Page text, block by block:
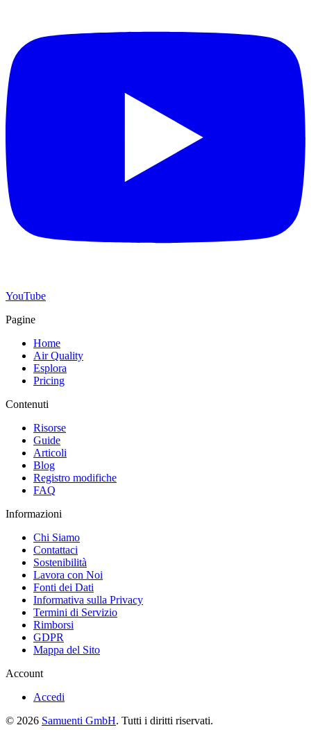
YouTube
Pagine
Home
Air Quality
Esplora
Pricing
Contenuti
Risorse
Guide
Articoli
Blog
Registro modifiche
FAQ
Informazioni
Chi Siamo
Contattaci
Sostenibilità
Lavora con Noi
Fonti dei Dati
Informativa sulla Privacy
Termini di Servizio
Rimborsi
GDPR
Mappa del Sito
Account
Accedi
© 2026 Samuenti GmbH. Tutti i diritti riservati.